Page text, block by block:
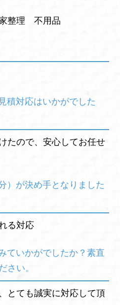
整理 不用品
積対応はいかがでした
たので、安心してお任せ
）が決め手となりました
る対応
ていかがでしたか？素直
さい。
とても誠実に対応して頂